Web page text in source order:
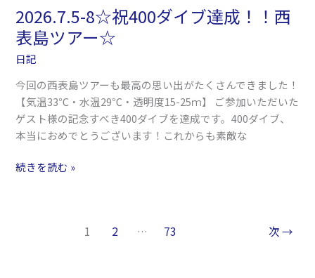
催
☆
南
ツ
ア
☆
2026.7.5-8☆祝400ダイブ達成！！西
表島ツアー☆
日記
今回の西表島ツアーも最高の思い出がたくさんできました！
【気温33℃・水温29℃・透明度15-25ｍ】 ご参加いただいた
ゲスト様の記念すべき400ダイブを達成です。400ダイブ、
本当におめでとうございます！これからも素敵な
2026.7.5-
8☆
祝
400
ダ
イ
ブ
達
西
続きを読む »
1 2 … 73 次→